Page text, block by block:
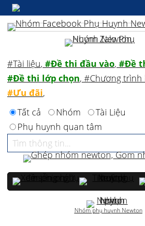
#Tài liệu, #Đề thi đầu vào, #Đề
#Đề thi lớp chọn, #Chương trình
#Ưu đãi,
Tất cả
Nhóm
Tài Liệu
Phụ huynh quan tâm
Nhóm phụ huynh Newton